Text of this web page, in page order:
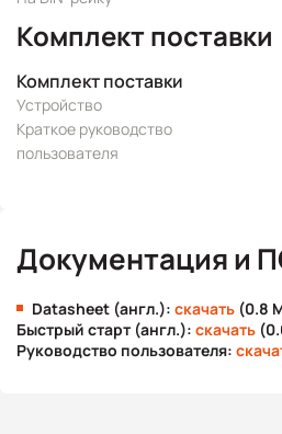
Комплект поставки
Комплект поставки
Устройство
Краткое руководство
пользователя
Документация и
Datasheet (англ.): скачать (0.8
Быстрый старт (англ.): скачать
Руководство пользователя: